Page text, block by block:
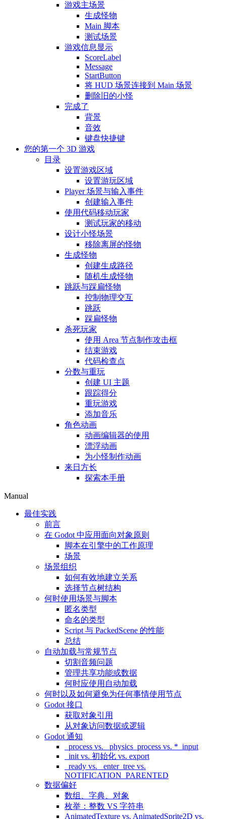
游戏主场景
生成怪物
Main 脚本
测试场景
游戏信息显示
ScoreLabel
Message
StartButton
将 HUD 场景连接到 Main 场景
删除旧的小怪
完成了
背景
音效
键盘快捷键
您的第一个 3D 游戏
目录
设置游戏区域
设置游玩区域
Player 场景与输入事件
创建输入事件
使用代码移动玩家
测试玩家的移动
设计小怪场景
移除离屏的怪物
生成怪物
创建生成路径
随机生成怪物
跳跃与踩扁怪物
控制物理交互
跳跃
踩扁怪物
杀死玩家
使用 Area 节点制作攻击框
结束游戏
代码检查点
分数与重玩
创建 UI 主题
跟踪得分
重玩游戏
添加音乐
角色动画
动画编辑器的使用
漂浮动画
为小怪制作动画
来日方长
探索本手册
Manual
最佳实践
前言
在 Godot 中应用面向对象原则
脚本在引擎中的工作原理
场景
场景组织
如何有效地建立关系
选择节点树结构
何时使用场景与脚本
匿名类型
命名的类型
Script 与 PackedScene 的性能
总结
自动加载与常规节点
切割音频问题
管理共享功能或数据
何时应使用自动加载
何时以及如何避免为任何事情使用节点
Godot 接口
获取对象引用
从对象访问数据或逻辑
Godot 通知
_process vs. _physics_process vs. *_input
_init vs. 初始化 vs. export
_ready vs. _enter_tree vs.
NOTIFICATION_PARENTED
数据偏好
数组、字典、对象
枚举：整数 VS 字符串
AnimatedTexture vs. AnimatedSprite2D vs.